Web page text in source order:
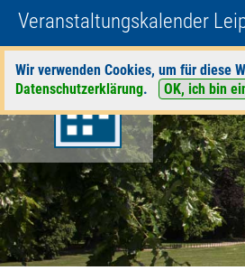
Veranstaltungskalender
Wir verwenden Cookies, um für diese
Datenschutzerklärung. OK, ich bin